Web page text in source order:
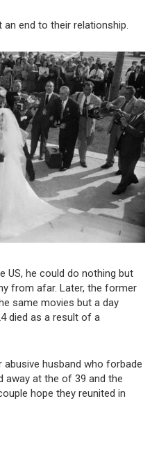
end to their relationship.
US, he could do nothing but
from afar. Later, the former
same movies but a day
died as a result of a
husband who forbade
away at the of 39 and the
hope they reunited in